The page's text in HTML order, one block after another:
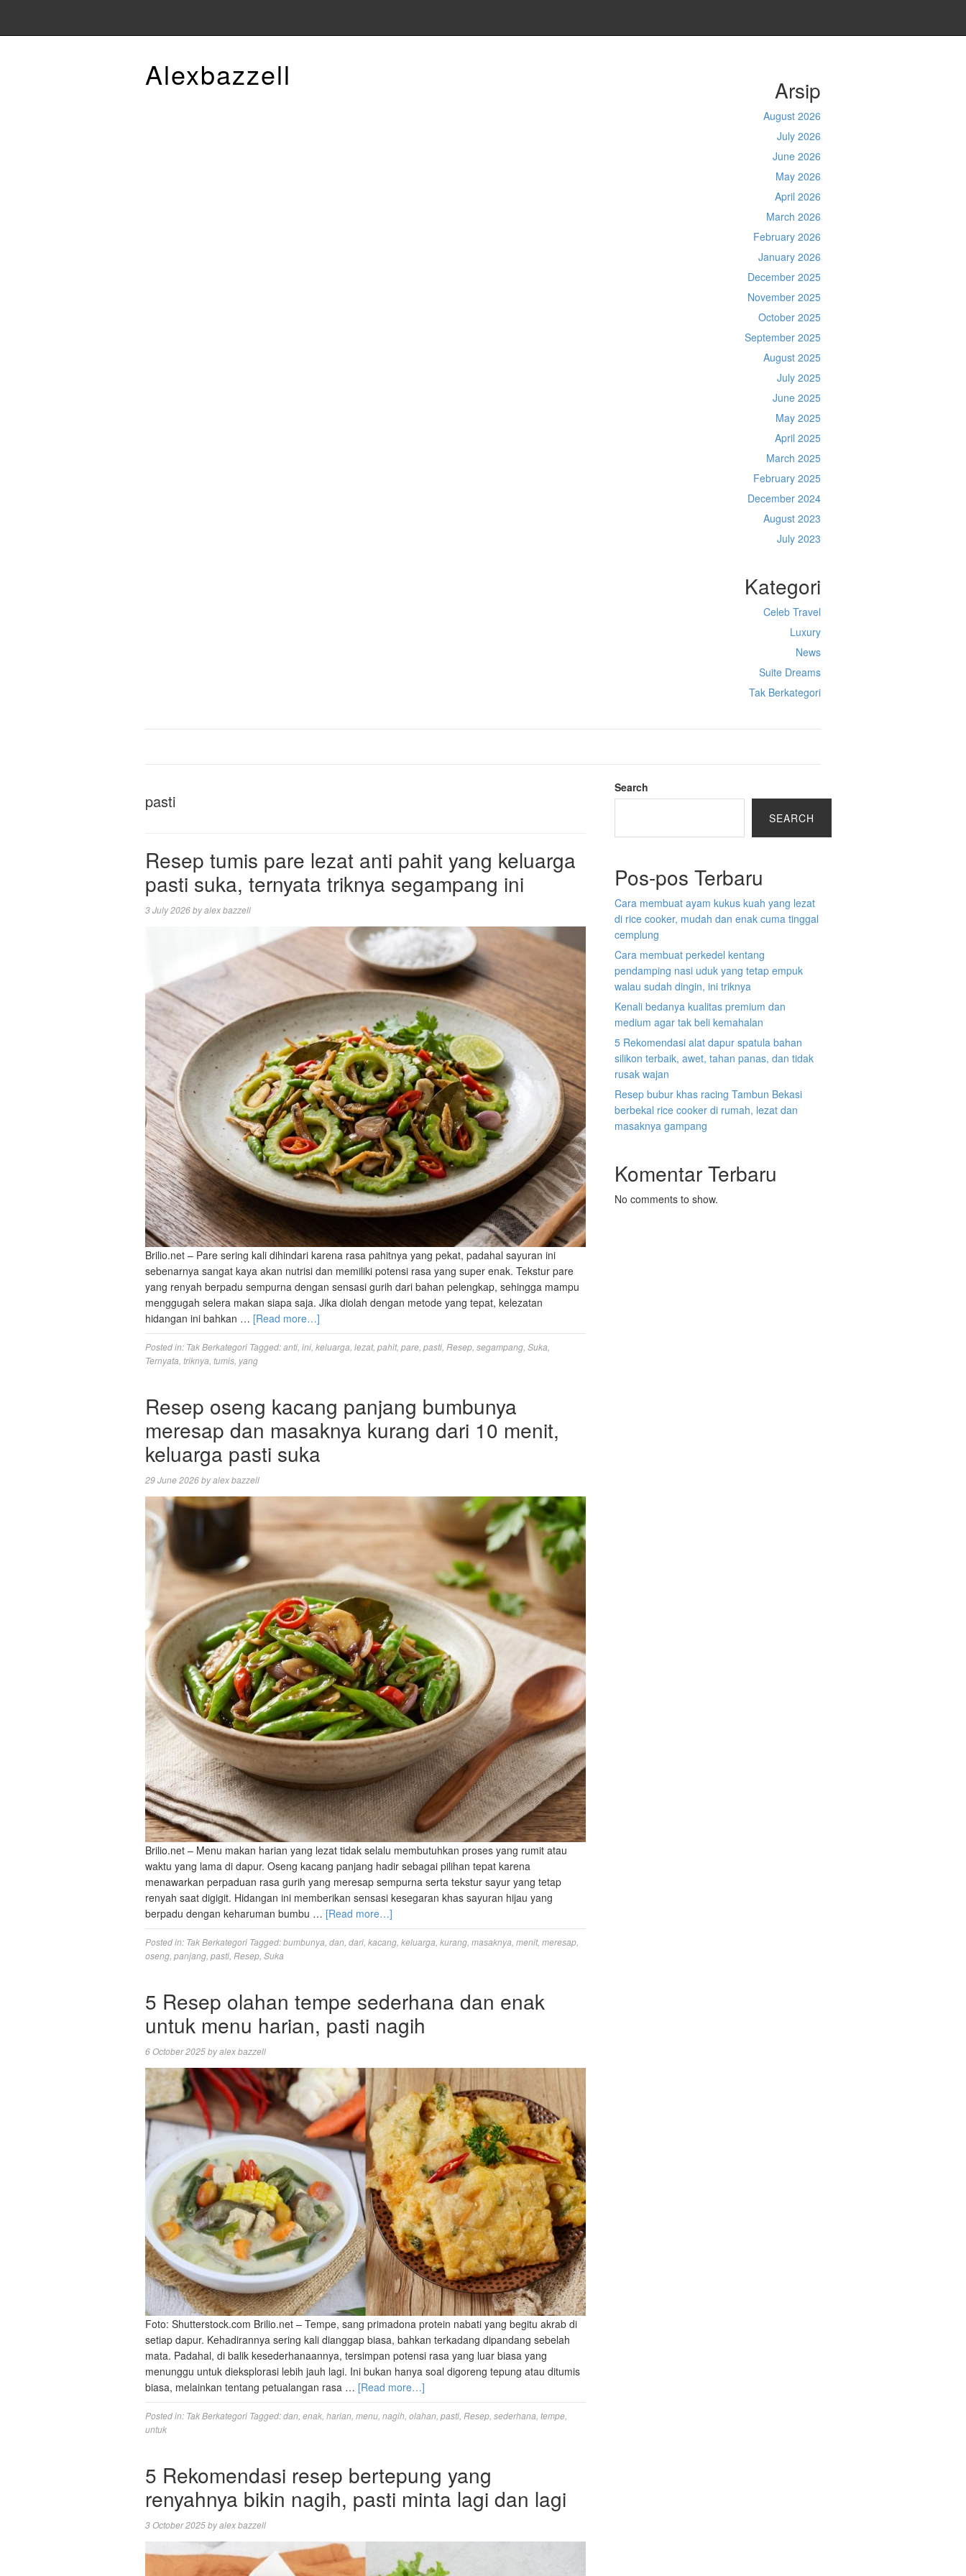
Alexbazzell Arsip
August 2026
July 2026
June 2026
May 2026
April 2026
March 2026
February 2026
January 2026
December 2025
November 2025
October 2025
September 2025
August 2025
July 2025
June 2025
May 2025
April 2025
March 2025
February 2025
December 2024
August 2023
July 2023
Kategori
Celeb Travel
Luxury
News
Suite Dreams
Tak Berkategori
pasti
Resep tumis pare lezat anti pahit yang keluarga
pasti suka, ternyata triknya segampang ini
3 July 2026byalex bazzell
Brilio.net – Pare sering kali dihindari karena rasa pahitnya yang pekat, padahal sayuran ini
sebenarnya sangat kaya akan nutrisi dan memiliki potensi rasa yang super enak. Tekstur pare
yang renyah berpadu sempurna dengan sensasi gurih dari bahan pelengkap, sehingga mampu
menggugah selera makan siapa saja. Jika diolah dengan metode yang tepat, kelezatan
hidangan ini bahkan … [Read more…]
Posted in: Tak Berkategori Tagged:anti ini keluarga lezat, pahit, pare pasti Resep segampang Suka
Ternyata triknya tumis yang
Resep oseng kacang panjang bumbunya
meresap dan masaknya kurang dari 10 menit,
keluarga pasti suka
29 June 2026byalex bazzell
Brilio.net – Menu makan harian yang lezat tidak selalu membutuhkan proses yang rumit atau
waktu yang lama di dapur. Oseng kacang panjang hadir sebagai pilihan tepat karena
menawarkan perpaduan rasa gurih yang meresap sempurna serta tekstur sayur yang tetap
renyah saat digigit. Hidangan ini memberikan sensasi kesegaran khas sayuran hijau yang
berpadu dengan keharuman bumbu … [Read more…]
Posted in: Tak Berkategori Tagged:bumbunya dan dari kacang keluarga kurang masaknya menit, meresap
oseng panjang pasti Resep Suka
5 Resep olahan tempe sederhana dan enak
untuk menu harian, pasti nagih
6 October 2025byalex bazzell
Foto: Shutterstock.com Brilio.net – Tempe, sang primadona protein nabati yang begitu akrab di
setiap dapur. Kehadirannya sering kali dianggap biasa, bahkan terkadang dipandang sebelah
mata. Padahal, di balik kesederhanaannya, tersimpan potensi rasa yang luar biasa yang
menunggu untuk dieksplorasi lebih jauh lagi. Ini bukan hanya soal digoreng tepung atau ditumis
biasa, melainkan tentang petualangan rasa … [Read more…]
Posted in: Tak Berkategori Tagged:dan enak harian menu nagih olahan pasti Resep sederhana tempe
untuk
5 Rekomendasi resep bertepung yang
renyahnya bikin nagih, pasti minta lagi dan lagi
3 October 2025byalex bazzell
Search
SEARCH
Pos-pos Terbaru
Cara membuat ayam kukus kuah yang lezat
di rice cooker, mudah dan enak cuma tinggal
cemplung
Cara membuat perkedel kentang
pendamping nasi uduk yang tetap empuk
walau sudah dingin, ini triknya
Kenali bedanya kualitas premium dan
medium agar tak beli kemahalan
5 Rekomendasi alat dapur spatula bahan
silikon terbaik, awet, tahan panas, dan tidak
rusak wajan
Resep bubur khas racing Tambun Bekasi
berbekal rice cooker di rumah, lezat dan
masaknya gampang
Komentar Terbaru
No comments to show.